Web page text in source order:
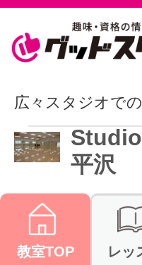
広々スタジオで
平沢
教室TOP レッ